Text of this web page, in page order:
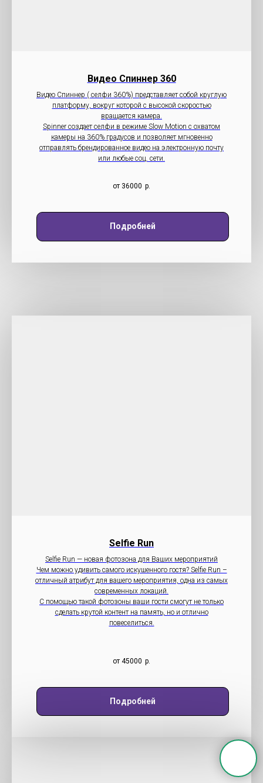
Видео Cпиннер 360
Видео Спиннер ( селфи 360%) представляет собой круглую
платформу, вокруг которой с высокой скоростью
вращается камера.
Spinner создает селфи в режиме Slow Motion с охватом
камеры на 360% градусов и позволяет мгновенно
отправлять брендированное видео на электронную почту
или любые соц. сети.
от 36000 р.
Подробней
Selfie Run
Selfie Run — новая фотозона для Ваших мероприятий
Чем можно удивить самого искушенного гостя? Selfie Run –
отличный атрибут для вашего мероприятия, одна из самых
современных локаций.
С помощью такой фотозоны ваши гости смогут не только
сделать крутой контент на память, но и отлично
повеселиться.
от 45000 р.
Подробней